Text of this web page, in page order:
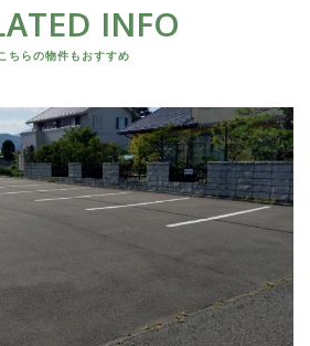
INFO
ちらの物件もおすすめ